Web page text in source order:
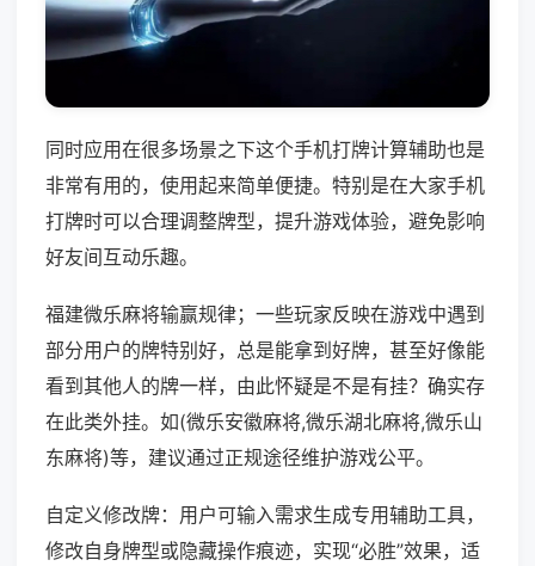
同时应用在很多场景之下这个手机打牌计算辅助也是
非常有用的，使用起来简单便捷。特别是在大家手机
打牌时可以合理调整牌型，提升游戏体验，避免影响
好友间互动乐趣。
福建微乐麻将输赢规律；一些玩家反映在游戏中遇到
部分用户的牌特别好，总是能拿到好牌，甚至好像能
看到其他人的牌一样，由此怀疑是不是有挂？确实存
在此类外挂。如(微乐安徽麻将,微乐湖北麻将,微乐山
东麻将)等，建议通过正规途径维护游戏公平。
自定义修改牌：用户可输入需求生成专用辅助工具，
修改自身牌型或隐藏操作痕迹，实现“必胜”效果，适